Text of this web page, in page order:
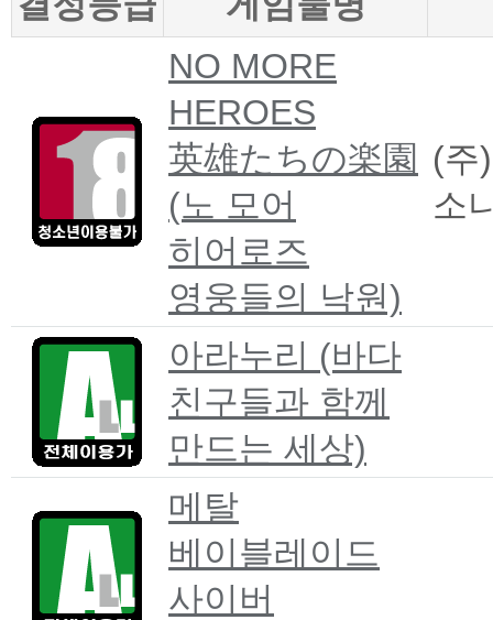
NO MORE
HEROES
英雄たちの楽園
(노 모어
히어로즈
영웅들의 낙원)
(주)
소
아라누리 (바다
친구들과 함께
만드는 세상)
메탈
베이블레이드
사이버